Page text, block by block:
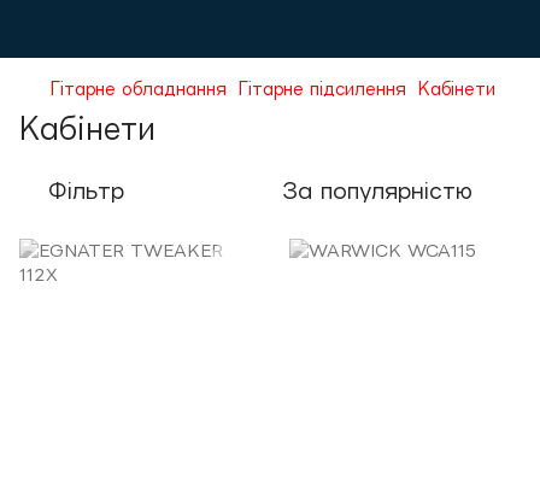
Гітарне обладнання Гітарне підсилення Кабінети
Кабінети
Фільтр За популярністю